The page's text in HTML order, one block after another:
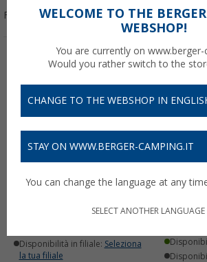
Filtrare per:
Kit di comunicazione TBS
Electronics QuickLink
Disponibilità in filiale: Seleziona
la tua filiale
Inverter
WELCOME TO THE
WEBSHOP!
You are currently on www.berger-
Would you rather switch to the
CHANGE TO THE WEBSHOP IN
STAY ON WWW.BERGER-CAMPING.IT
You can change the language at any
SELECT ANOTHER LANGUAGE